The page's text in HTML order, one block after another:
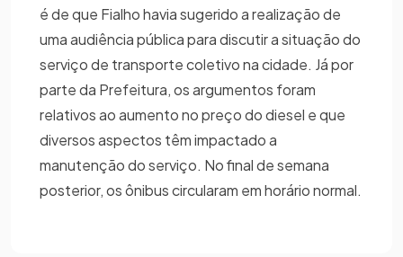
é de que Fialho havia sugerido a realização de
uma audiência pública para discutir a situação do
serviço de transporte coletivo na cidade. Já por
parte da Prefeitura, os argumentos foram
relativos ao aumento no preço do diesel e que
diversos aspectos têm impactado a
manutenção do serviço. No final de semana
posterior, os ônibus circularam em horário normal.